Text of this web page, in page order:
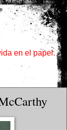
en el papel.